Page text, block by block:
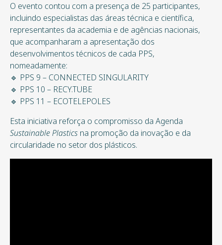
O evento contou com a presença de 25 participantes,
incluindo especialistas das áreas técnica e científica,
representantes da academia e de agências nacionais,
que acompanharam a apresentação dos
desenvolvimentos técnicos de cada PPS,
nomeadamente:
🔹 PPS 9 – CONNECTED SINGULARITY
🔹 PPS 10 – RECY.TUBE
🔹 PPS 11 – ECOTELEPOLES
Esta iniciativa reforça o compromisso da Agenda
Sustainable Plastics na promoção da inovação e da
circularidade no setor dos plásticos.